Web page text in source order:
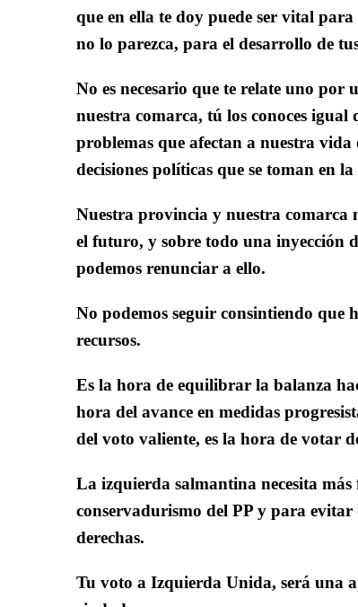
que en ella te doy puede ser vital
no lo parezca, para el desarrollo de
No es necesario que te relate uno
nuestra comarca, tú los conoces
problemas que afectan a nuestra
decisiones políticas que se toman en
Nuestra provincia y nuestra comarca
el futuro, y sobre todo una inyección
podemos renunciar a ello.
No podemos seguir consintiendo
recursos.
Es la hora de equilibrar la balanza
hora del avance en medidas
del voto valiente, es la hora de votar
La izquierda salmantina necesita
conservadurismo del PP y para evitar
derechas.
Tu voto a Izquierda Unida, será una